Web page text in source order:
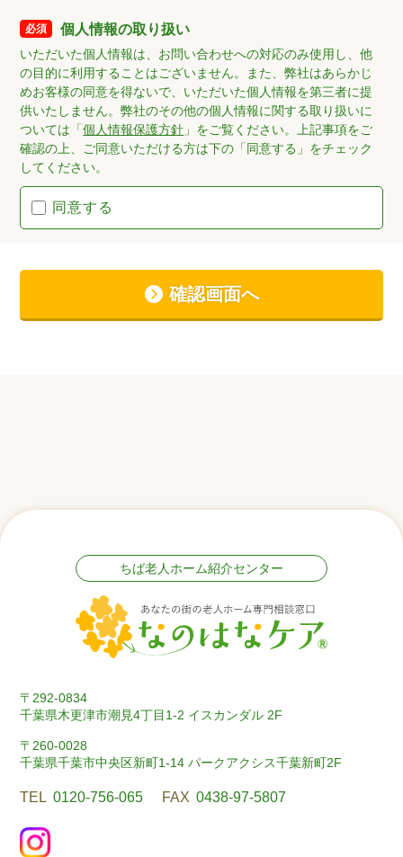
必須 個人情報の取り扱い
いただいた個人情報は、お問い合わせへの対応のみ使用し、他
の目的に利用することはございません。また、弊社はあらかじ
めお客様の同意を得ないで、いただいた個人情報を第三者に提
供いたしません。弊社のその他の個人情報に関する取り扱いに
ついては「個人情報保護方針 」をご覧ください。上記事項をご
確認の上、ご同意いただける方は下の「同意する」をチェック
してください。
同意する
確認画面へ
ちば老人ホーム紹介センター
〒292-0834
千葉県木更津市潮見4丁目1-2 イスカンダル 2F
〒260-0028
千葉県千葉市中央区新町1-14 パークアクシス千葉新町2F
TEL 0120-756-065 FAX 0438-97-5807